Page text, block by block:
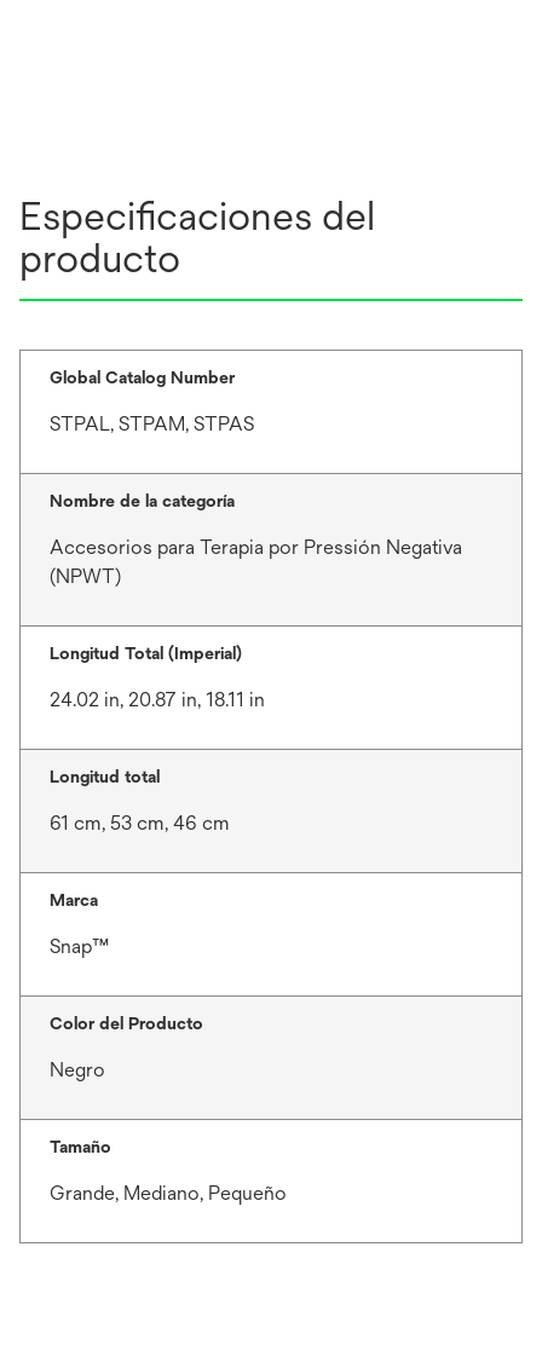
Especificaciones del
producto
Global Catalog Number
STPAL, STPAM, STPAS
Nombre de la categoría
Accesorios para Terapia por Pressión Negativa
(NPWT)
Longitud Total (Imperial)
24.02 in, 20.87 in, 18.11 in
Longitud total
61 cm, 53 cm, 46 cm
Marca
Snap™
Color del Producto
Negro
Tamaño
Grande, Mediano, Pequeño